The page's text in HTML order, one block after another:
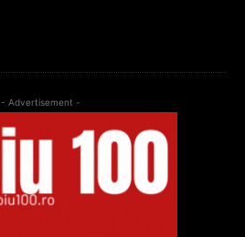
- Advertisement -